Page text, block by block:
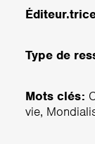
Type de
Mots clés:
vie,